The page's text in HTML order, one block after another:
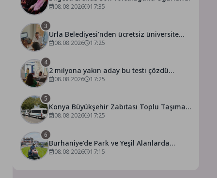
08.08.2026 17:35
3
Urla Belediyesi’nden ücretsiz üniversite
tercih danışmanlığı
08.08.2026 17:25
4
2 milyona yakın aday bu testi çözdü…
08.08.2026 17:25
5
Konya Büyükşehir Zabıtası Toplu Taşıma
Denetimlerini Sürdürüyor
08.08.2026 17:25
6
Burhaniye’de Park ve Yeşil Alanlarda
Kapsamlı Bakım Çalışmaları Sürüyor
08.08.2026 17:15